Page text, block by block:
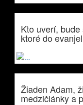
Kto uverí,
ktoré do
Žiaden Adam,
medzičlánky a